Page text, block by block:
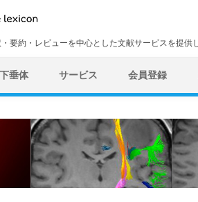
要約・レビューを中心とした文献サービスを提供
下垂体 サービス 会員登録